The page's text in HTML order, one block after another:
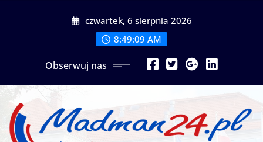
czwartek, 6 sierpnia 2026
8:49:12 AM
Obserwuj nas